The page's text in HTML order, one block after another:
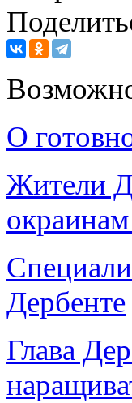
О
Жители
Дербенте
Глава